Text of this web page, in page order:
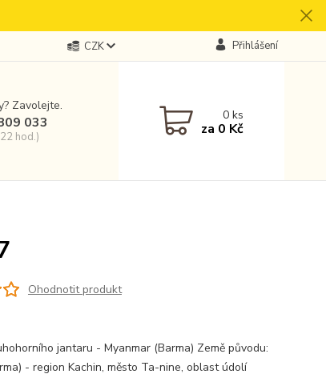
CZK Přihlášení
Zavolejte.
033
hod.)
0ks
za 0 Kč
Ohodnotit produkt
jantaru - Myanmar (Barma) Země původu:
- region Kachin, město Ta-nine, oblast údolí